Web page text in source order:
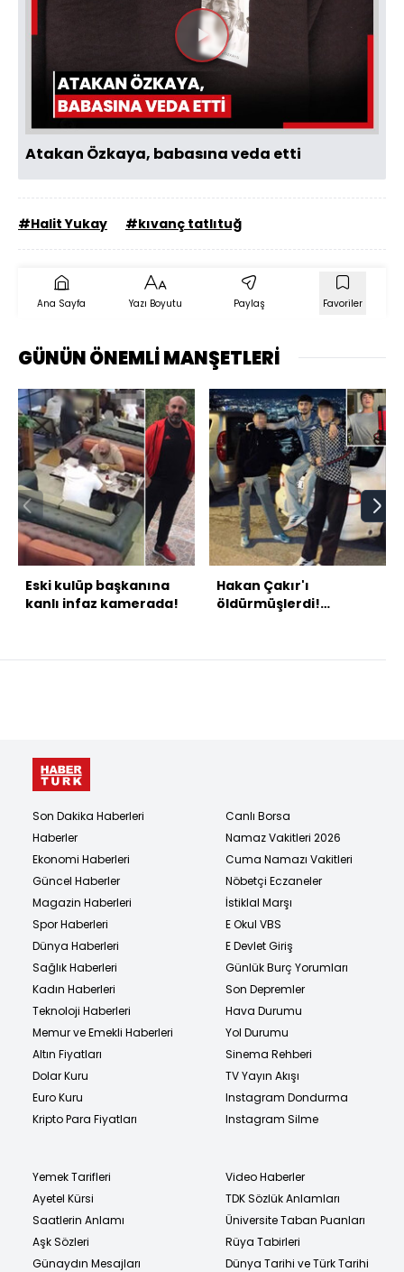
Videoyu
Oynat
Atakan Özkaya, babasına veda etti
#Halit Yukay #kıvanç tatlıtuğ
Ana Sayfa Yazı Boyutu Paylaş Favoriler
GÜNÜN ÖNEMLİ MANŞETLERİ
Eski kulüp başkanına
kanlı infaz kamerada!
Hakan Çakır'ı
öldürmüşlerdi!
kaçmışlar!
Son Dakika Haberleri
Haberler
Ekonomi Haberleri
Güncel Haberler
Magazin Haberleri
Spor Haberleri
Dünya Haberleri
Sağlık Haberleri
Kadın Haberleri
Teknoloji Haberleri
Memur ve Emekli Haberleri
Altın Fiyatları
Dolar Kuru
Euro Kuru
Kripto Para Fiyatları
Canlı Borsa
Namaz Vakitleri 2026
Cuma Namazı Vakitleri
Nöbetçi Eczaneler
İstiklal Marşı
E Okul VBS
E Devlet Giriş
Günlük Burç Yorumları
Son Depremler
Hava Durumu
Yol Durumu
Sinema Rehberi
TV Yayın Akışı
Instagram Dondurma
Instagram Silme
Yemek Tarifleri
Ayetel Kürsi
Saatlerin Anlamı
Aşk Sözleri
Günaydın Mesajları
Video Haberler
TDK Sözlük Anlamları
Üniversite Taban Puanları
Rüya Tabirleri
Dünya Tarihi ve Türk Tarihi